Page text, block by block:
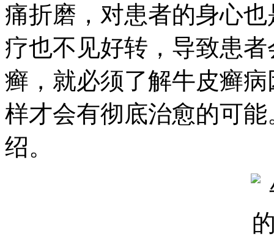
痛折磨，对患者的身心
疗也不见好转，导致患
癣，就必须了解牛皮癣
样才会有彻底治愈的可
绍。